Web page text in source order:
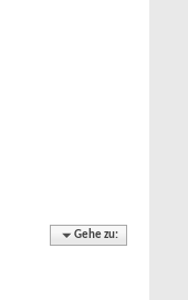
Gehe zu: